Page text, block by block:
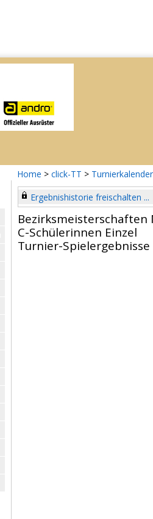
Home > click-TT > Turnierkalender
Ergebnishistorie freischalten ...
Bezirksmeisterschaften
C-Schülerinnen Einzel
Turnier-Spielergebnisse